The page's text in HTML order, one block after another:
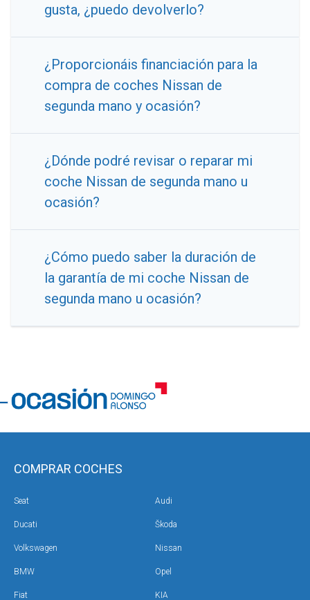
gusta, ¿puedo devolverlo?
¿Proporcionáis financiación para la
compra de coches Nissan de
segunda mano y ocasión?
¿Dónde podré revisar o reparar mi
coche Nissan de segunda mano u
ocasión?
¿Cómo puedo saber la duración de
la garantía de mi coche Nissan de
segunda mano u ocasión?
COMPRAR COCHES
Seat Audi
Ducati Škoda
Volkswagen Nissan
BMW Opel
Fiat KIA